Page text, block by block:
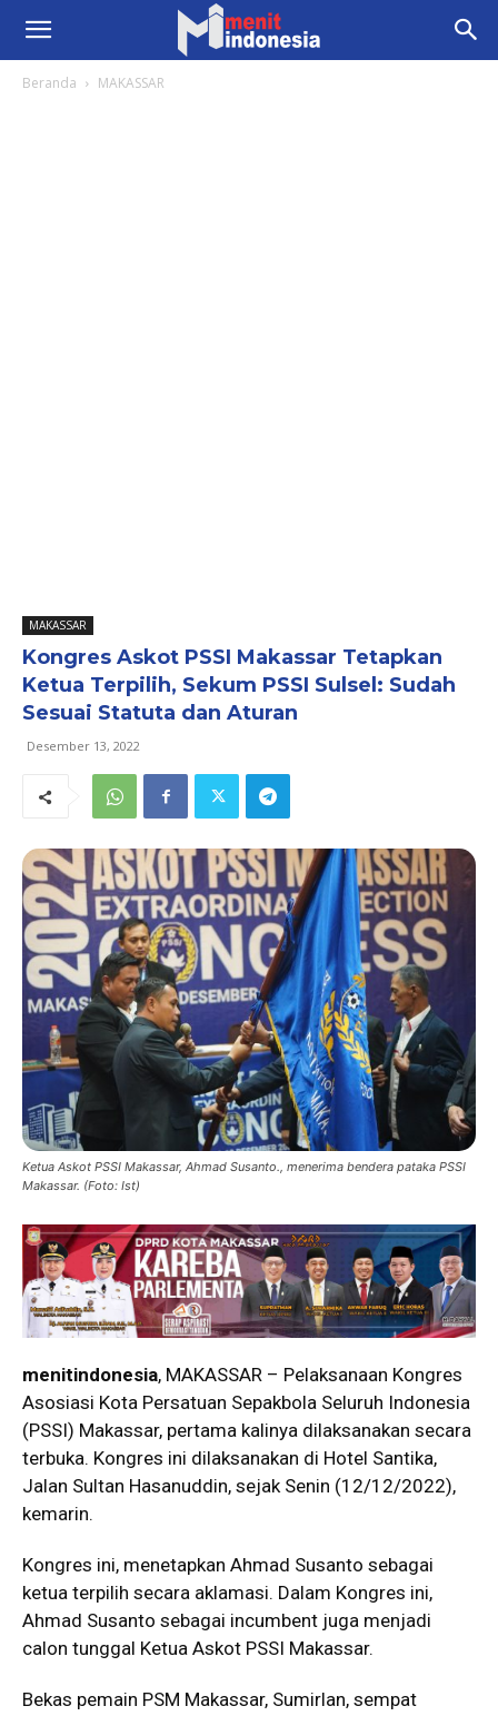
Beranda MAKASSAR
MAKASSAR
Kongres Askot PSSI Makassar Tetapkan
Ketua Terpilih, Sekum PSSI Sulsel: Sudah
Sesuai Statuta dan Aturan
Desember 13, 2022
Ketua Askot PSSI Makassar, Ahmad Susanto., menerima bendera pataka PSSI
Makassar. (Foto: Ist)
menitindonesia, MAKASSAR – Pelaksanaan Kongres
Asosiasi Kota Persatuan Sepakbola Seluruh Indonesia
(PSSI) Makassar, pertama kalinya dilaksanakan secara
terbuka. Kongres ini dilaksanakan di Hotel Santika,
Jalan Sultan Hasanuddin, sejak Senin (12/12/2022),
kemarin.
Kongres ini, menetapkan Ahmad Susanto sebagai
ketua terpilih secara aklamasi. Dalam Kongres ini,
Ahmad Susanto sebagai incumbent juga menjadi
calon tunggal Ketua Askot PSSI Makassar.
Bekas pemain PSM Makassar, Sumirlan, sempat